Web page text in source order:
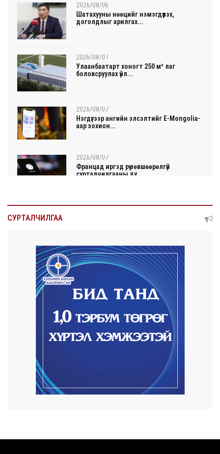
2026/08/06
Шатахууны нөөцийг нэмэгдүүлэх,
доголдлыг арилгах...
2026/08/07
Улаанбаатарт хоногт 250 м³ лаг
боловсруулах үйл...
2026/08/07
Нэгдүгээр ангийн элсэлтийг E-Mongolia-
аар зохион...
2026/08/07
Францад иргэд рүү зөвшөөрөлгүй
сурталчилгааны ду...
2026/08/07
2026/08/07
Автомашины улсын дугаар сондгой
тоогоор төгссөн ...
Улаанбаатарт өдөртөө 30 хэм дулаан
Улсын чанартай хатуу хучилттай авто
СУРТАЛЧИЛГАА